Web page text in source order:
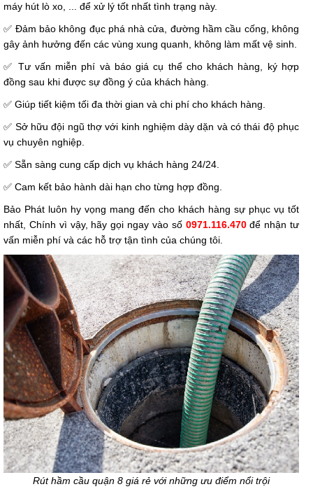
máy hút lò xo, ... để xử lý tốt nhất tình trạng này.
✅ Đảm bảo không đục phá nhà cửa, đường hầm cầu cống, không
gây ảnh hưởng đến các vùng xung quanh, không làm mất vệ sinh.
✅ Tư vấn miễn phí và báo giá cụ thể cho khách hàng, ký hợp
đồng sau khi được sự đồng ý của khách hàng.
✅ Giúp tiết kiệm tối đa thời gian và chi phí cho khách hàng.
✅ Sở hữu đội ngũ thợ với kinh nghiệm dày dặn và có thái độ phục
vụ chuyên nghiệp.
✅ Sẵn sàng cung cấp dịch vụ khách hàng 24/24.
✅ Cam kết bảo hành dài hạn cho từng hợp đồng.
Bảo Phát luôn hy vọng mang đến cho khách hàng sự phục vụ tốt
nhất, Chính vì vậy, hãy gọi ngay vào số 0971.116.470để nhận tư
vấn miễn phí và các hỗ trợ tận tình của chúng tôi.
Rút hầm cầu quận 8 giá rẻ với những ưu điểm nổi trội